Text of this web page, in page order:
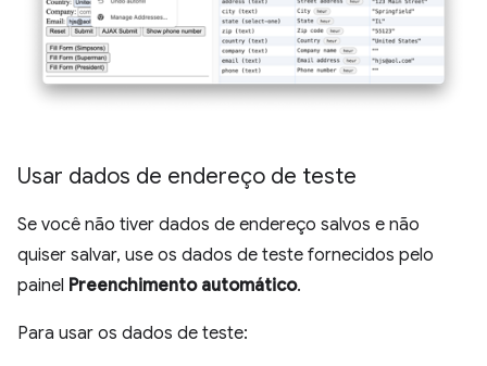
Usar dados de endereço de teste
Se você não tiver dados de endereço salvos e não
quiser salvar, use os dados de teste fornecidos pelo
painel Preenchimento automático.
Para usar os dados de teste: